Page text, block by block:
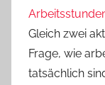
Gleich zwei
Frage, wie
tatsächlich